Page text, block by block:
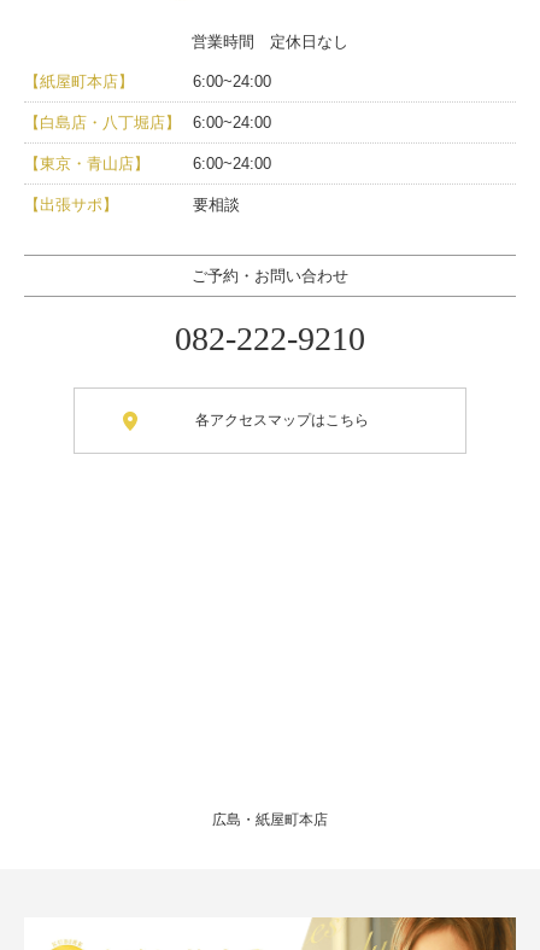
営業時間 定休日なし
【紙屋町本店】 6:00~24:00
【白島店・八丁堀店】 6:00~24:00
【東京・青山店】 6:00~24:00
【出張サポ】 要相談
ご予約・お問い合わせ
082-222-9210
各アクセスマップはこちら
広島・紙屋町本店